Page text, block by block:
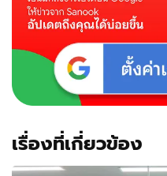
ทุก
เรื่องที่เกี่ยวข้อง